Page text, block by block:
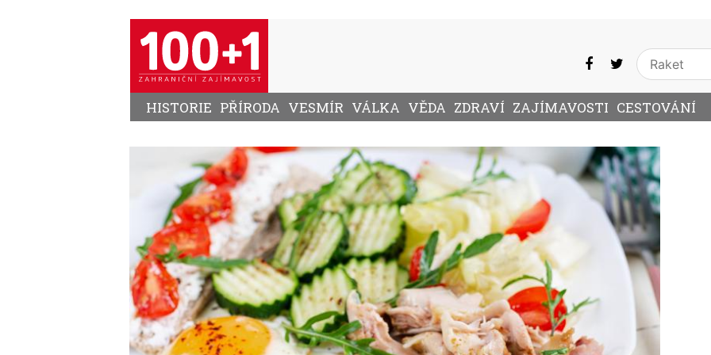
HISTORIE PŘÍRODA VESMÍR VÁLKA VĚDA ZDRAVÍ ZAJÍMAVOSTI CESTOVÁNÍ